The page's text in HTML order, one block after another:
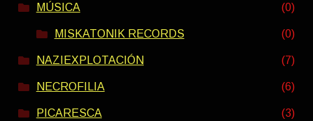
MÚSICA (0)
MISKATONIK RECORDS (0)
NAZIEXPLOTACIÓN (7)
NECROFILIA (6)
PICARESCA (3)